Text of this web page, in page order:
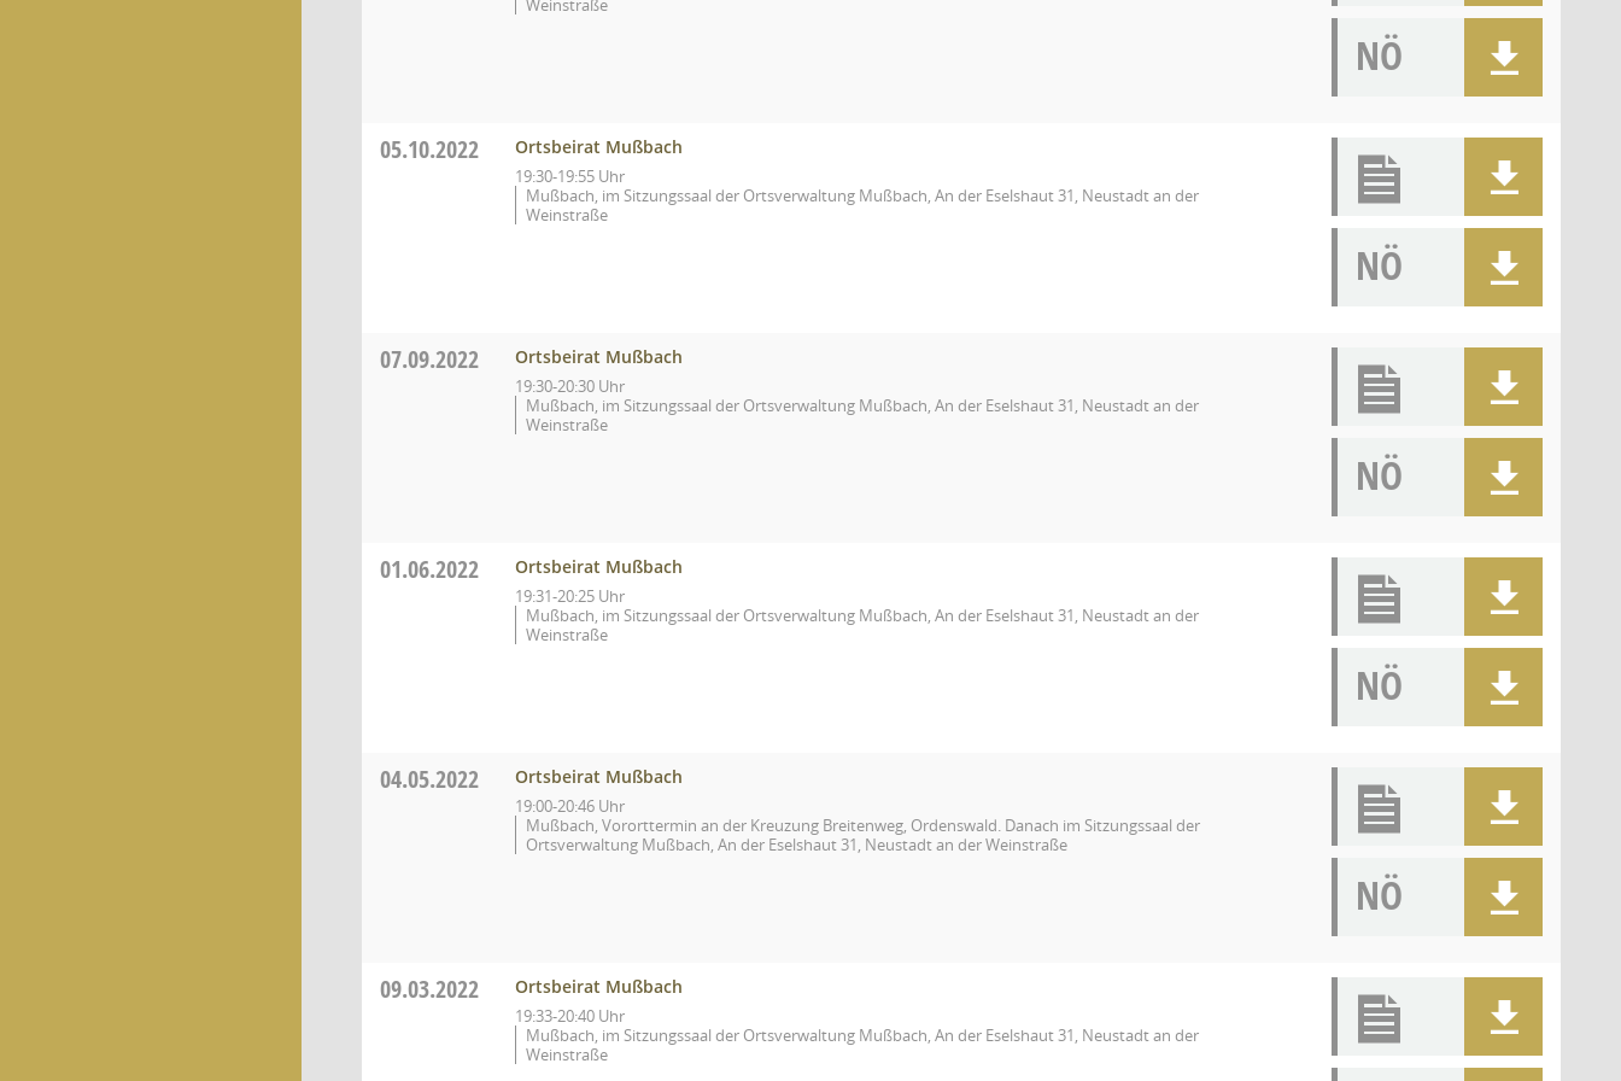
Weinstraße
NÖ
05.10.2022 Ortsbeirat Mußbach
19:30-19:55 Uhr
Mußbach, im Sitzungssaal der Ortsverwaltung Mußbach, An der Eselshaut 31, Neustadt an der
Weinstraße
NÖ
07.09.2022 Ortsbeirat Mußbach
19:30-20:30 Uhr
Mußbach, im Sitzungssaal der Ortsverwaltung Mußbach, An der Eselshaut 31, Neustadt an der
Weinstraße
NÖ
01.06.2022 Ortsbeirat Mußbach
19:31-20:25 Uhr
Mußbach, im Sitzungssaal der Ortsverwaltung Mußbach, An der Eselshaut 31, Neustadt an der
Weinstraße
NÖ
04.05.2022 Ortsbeirat Mußbach
19:00-20:46 Uhr
Mußbach, Vororttermin an der Kreuzung Breitenweg, Ordenswald. Danach im Sitzungssaal der
Ortsverwaltung Mußbach, An der Eselshaut 31, Neustadt an der Weinstraße
NÖ
09.03.2022 Ortsbeirat Mußbach
19:33-20:40 Uhr
Mußbach, im Sitzungssaal der Ortsverwaltung Mußbach, An der Eselshaut 31, Neustadt an der
Weinstraße